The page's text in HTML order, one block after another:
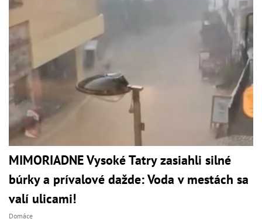
MIMORIADNE Vysoké Tatry zasiahli silné
búrky a prívalové dažde: Voda v mestách sa
valí ulicami!
Domáce